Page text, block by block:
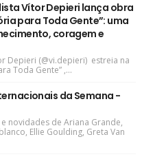
Vítor Depieri lança obra
para Toda Gente”: uma
coragem e
Depieri (@vi.depieri) estreia na
Toda Gente” ,...
da Semana -
novidades de Ariana Grande,
Ellie Goulding, Greta Van